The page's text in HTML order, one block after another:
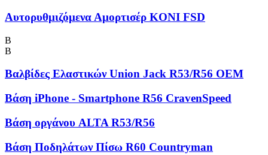
Αυτορυθμιζόμενα Αμορτισέρ KONI FSD
Β
Β
Βαλβίδες Ελαστικών Union Jack R53/R56 OEM
Βάση iPhone - Smartphone R56 CravenSpeed
Βάση οργάνου ALTA R53/R56
Βάση Ποδηλάτων Πίσω R60 Countryman